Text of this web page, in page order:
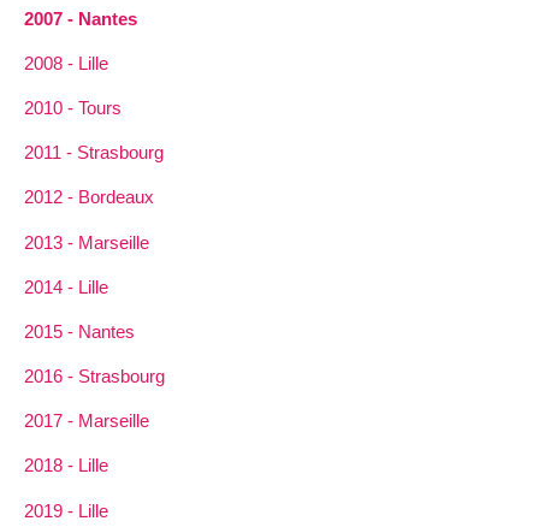
2007 - Nantes
2008 - Lille
2010 - Tours
2011 - Strasbourg
2012 - Bordeaux
2013 - Marseille
2014 - Lille
2015 - Nantes
2016 - Strasbourg
2017 - Marseille
2018 - Lille
2019 - Lille